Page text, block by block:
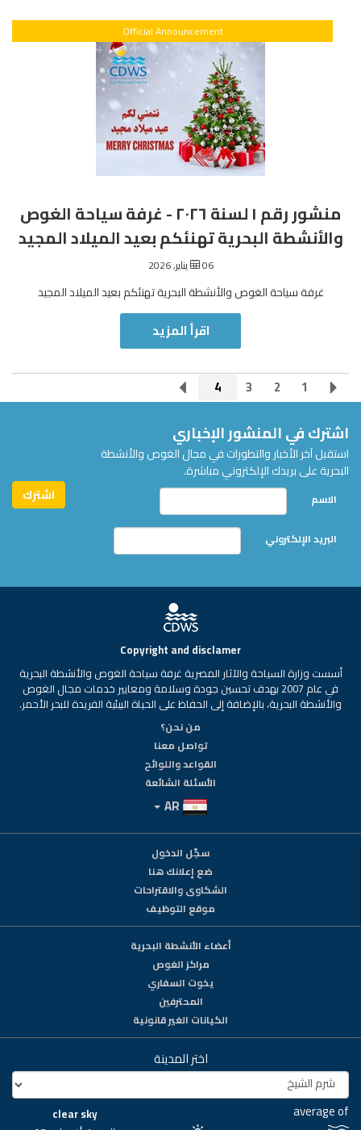
Official Announcement
منشور رقم ١ لسنة ٢٠٢٦ - غرفة سياحة الغوص
والأنشطة البحرية تهنئكم بعيد الميلاد المجيد
06 يناير, 2026
غرفة سياحة الغوص والأنشطة البحرية تهنئكم بعيد الميلاد المجيد
اقرأ المزيد
1
2
3
4
اشترك في المنشور الإخباري
استقبل آخر الأخبار والتطورات في مجال الغوص والأنشطة
البحرية على بريدك الإلكتروني مباشرة.
الاسم
البريد الإلكتروني
Copyright and disclamer
أسست وزارة السياحة والآثار المصرية غرفة سياحة الغوص والأنشطة البحرية
في عام 2007 بهدف تحسين جودة وسلامة ومعايير خدمات مجال الغوص
والأنشطة البحرية، بالإضافة إلى الحفاظ على الحياة البيئية الفريدة للبحر الأحمر.
من نحن؟
تواصل معنا
القواعد واللوائح
الأسئلة الشائعة
سجّل الدخول
ضع إعلانك هنا
الشكاوى والاقتراحات
موقع التوظيف
أعضاء الأنشطة البحرية
مراكز الغوص
يخوت السفاري
المحترفين
الكيانات الغير قانونية
اختر المدينة
average of
clear sky